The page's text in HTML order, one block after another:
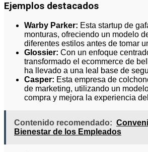
Ejemplos destacados
Warby Parker: Esta startup de
monturas, ofreciendo un modelo
diferentes estilos antes de tomar
Glossier: Con un enfoque
transformado el ecommerce de
ha llevado a una leal base de
Casper: Esta empresa de
de marketing, utilizando un
compra y mejora la experiencia
Contenido recomendado:
Bienestar de los Empleados